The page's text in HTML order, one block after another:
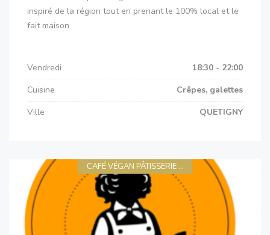
inspiré de la région tout en prenant le 100% local et le
fait maison
Vendredi
18:30 - 22:00
Cuisine
Crêpes, galettes
Ville
QUETIGNY
CAFÉ VÉGAN PÂTISSERIE ...